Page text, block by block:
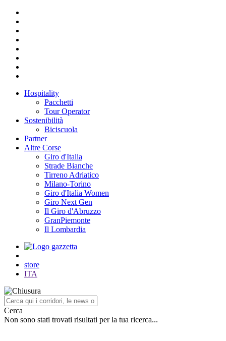
Hospitality
Pacchetti
Tour Operator
Sostenibilità
Biciscuola
Partner
Altre Corse
Giro d'Italia
Strade Bianche
Tirreno Adriatico
Milano-Torino
Giro d'Italia Women
Giro Next Gen
Il Giro d'Abruzzo
GranPiemonte
Il Lombardia
store
ITA
Cerca
Non sono stati trovati risultati per la tua ricerca...